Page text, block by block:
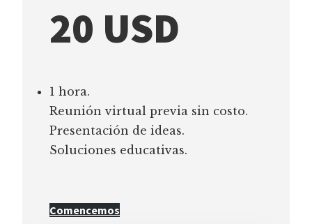
20 USD
1 hora.
Reunión virtual previa sin costo.
Presentación de ideas.
Soluciones educativas.
Comencemos